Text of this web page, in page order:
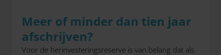
Meer of minder dan tien jaar
afschrijven?
Voor de herinvesteringsreserve is van belang dat als